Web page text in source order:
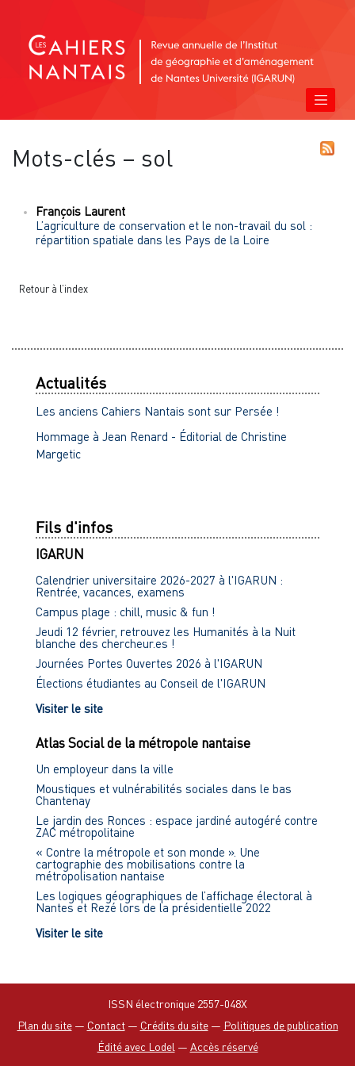
Mots-clés – sol
François Laurent
L’agriculture de conservation et le non-travail du sol :
répartition spatiale dans les Pays de la Loire
Retour à l’index
Actualités
Les anciens Cahiers Nantais sont sur Persée !
Hommage à Jean Renard - Éditorial de Christine
Margetic
Fils d'infos
IGARUN
Calendrier universitaire 2026-2027 à l'IGARUN :
Rentrée, vacances, examens
Campus plage : chill, music & fun !
Jeudi 12 février, retrouvez les Humanités à la Nuit
blanche des chercheur.es !
Journées Portes Ouvertes 2026 à l'IGARUN
Élections étudiantes au Conseil de l'IGARUN
Visiter le site
Atlas Social de la métropole nantaise
Un employeur dans la ville
Moustiques et vulnérabilités sociales dans le bas
Chantenay
Le jardin des Ronces : espace jardiné autogéré contre
ZAC métropolitaine
« Contre la métropole et son monde ». Une
cartographie des mobilisations contre la
métropolisation nantaise
Les logiques géographiques de l’affichage électoral à
Nantes et Rezé lors de la présidentielle 2022
Visiter le site
ISSN électronique 2557-048X
Plan du site— Contact— Crédits du site— Politiques de publication
Édité avec Lodel — Accès réservé